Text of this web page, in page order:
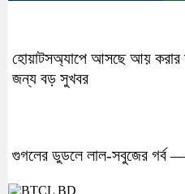
হোয়াটসঅ্যাপে আসছে আয় করার
জন্য বড় সুখবর
গুগলের ডুডলে লাল-সবুজের গর্ব —